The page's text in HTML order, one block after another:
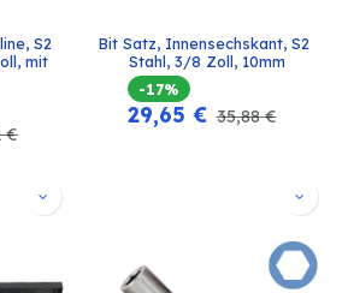
S2
mit
€
Bit Satz, Innensechskant, S2
Stahl, 3/8 Zoll, 10mm
-17%
29,65 € 35,88€